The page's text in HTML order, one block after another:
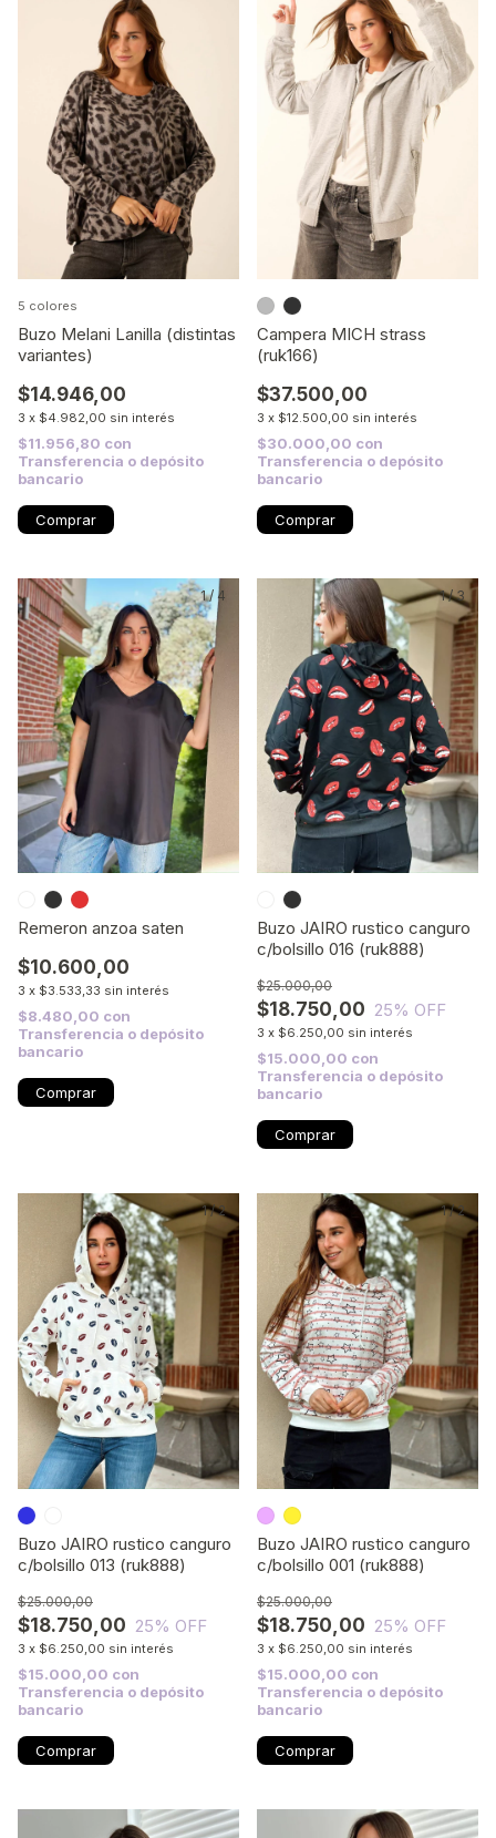
Buzo Melani Lanilla (distintas
variantes)
$14.946,00
3 x $4.982,00 sin interés
$11.956,80 con
Transferencia o depósito
bancario
5 colores
Comprar
Campera MICH strass
(ruk166)
$37.500,00
3 x $12.500,00 sin interés
$30.000,00 con
Transferencia o depósito
bancario
Comprar
1/ 4
Remeron anzoa saten
$10.600,00
3 x $3.533,33 sin interés
$8.480,00 con
Transferencia o depósito
bancario
Comprar
1/3
Buzo JAIRO rustico canguro
c/bolsillo 016 (ruk888)
$18.750,00
$25.000,00
25% OFF
3 x $6.250,00 sin interés
$15.000,00 con
Transferencia o depósito
bancario
Comprar
1/2
Buzo JAIRO rustico canguro
c/bolsillo 013 (ruk888)
$18.750,00
$25.000,00
25% OFF
3 x $6.250,00 sin interés
$15.000,00 con
Transferencia o depósito
bancario
Comprar
1/2
Buzo JAIRO rustico canguro
c/bolsillo 001 (ruk888)
$18.750,00
$25.000,00
25% OFF
3 x $6.250,00 sin interés
$15.000,00 con
Transferencia o depósito
bancario
Comprar